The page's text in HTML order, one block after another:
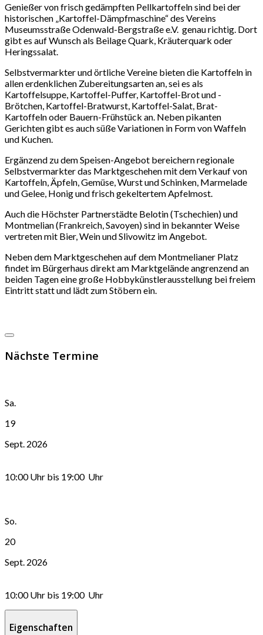
Genießer von frisch gedämpften Pellkartoffeln sind bei der
historischen „Kartoffel-Dämpfmaschine“ des Vereins
Museumsstraße Odenwald-Bergstraße e.V. genau richtig. Dort
gibt es auf Wunsch als Beilage Quark, Kräuterquark oder
Heringssalat.
Selbstvermarkter und örtliche Vereine bieten die Kartoffeln in
allen erdenklichen Zubereitungsarten an, sei es als
Kartoffelsuppe, Kartoffel-Puffer, Kartoffel-Brot und -
Brötchen, Kartoffel-Bratwurst, Kartoffel-Salat, Brat-
Kartoffeln oder Bauern-Frühstück an. Neben pikanten
Gerichten gibt es auch süße Variationen in Form von Waffeln
und Kuchen.
Ergänzend zu dem Speisen-Angebot bereichern regionale
Selbstvermarkter das Marktgeschehen mit dem Verkauf von
Kartoffeln, Äpfeln, Gemüse, Wurst und Schinken, Marmelade
und Gelee, Honig und frisch gekeltertem Apfelmost.
Auch die Höchster Partnerstädte Belotin (Tschechien) und
Montmelian (Frankreich, Savoyen) sind in bekannter Weise
vertreten mit Bier, Wein und Slivowitz im Angebot.
Neben dem Marktgeschehen auf dem Montmelianer Platz
findet im Bürgerhaus direkt am Marktgelände angrenzend an
beiden Tagen eine große Hobbykünstlerausstellung bei freiem
Eintritt statt und lädt zum Stöbern ein.
Nächste Termine
Sa.
19
Sept. 2026
10:00 Uhr bis 19:00 Uhr
So.
20
Sept. 2026
10:00 Uhr bis 19:00 Uhr
Eigenschaften